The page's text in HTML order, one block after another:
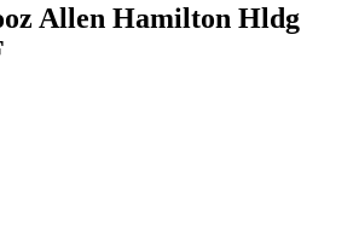
Allen Hamilton Hldg